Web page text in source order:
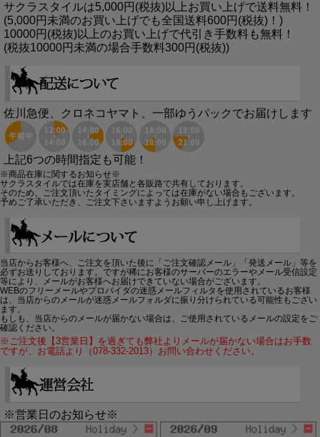
サクラスタイルは5,000円(税抜)以上お買い上げで送料無料！
(5,000円未満のお買い上げでも全国送料600円(税抜)！)
10000円(税抜)以上のお買い上げで代引き手数料も無料！
(税抜10000円未満の場合手数料300円(税抜))
佐川急便、クロネコヤマト、一部ゆうパックでお届けします
上記6つの時間指定も可能！
※商品在庫に関するお知らせ※
サクラスタイルでは在庫を実店舗と各販路で共有しております。
そのため、ご注文頂いたタイミングによっては在庫がない場合もございます。
予めご了承いただき、ご注文下さいますようお願い申し上げます。
当店からお客様へ、ご注文を頂いた後に「ご注文確認メール」「発送メール」等を
必ずお送りしております。ですが稀にお客様のサーバーのエラーやメール受信設定
等により、メールがお客様へお届けできていない場合がございます。
WEBのフリーメールやプロバイダの迷惑メールフィルタを使用されているお客様
は、当店からのメールが迷惑メールフォルダに振り分けられている可能性もござい
ます。
もしも、当店からのメールが届かない場合は、ご使用されているメールの設定をご
確認ください。
※ご注文後【3営業日】を過ぎても弊社よりメールが届かない場合はお手数
ですが、お電話より（078-332-2013）お問い合わせください。
※営業日のお知らせ※